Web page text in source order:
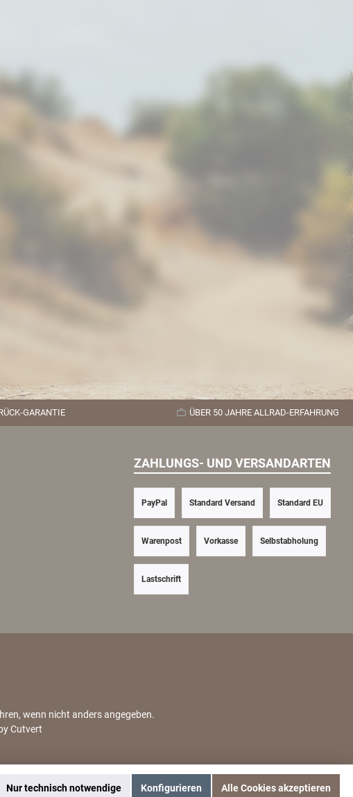
GARANTIE ÜBER 50 JAHRE ALLRAD-ERFAHRUNG
ZAHLUNGS- UND VERSANDARTEN
Vorkasse
PayPal
Lastschrift
Standard Versand Standard EU
Warenpost Selbstabholung
wenn nicht anders angegeben.
by Cutvert
Nur technisch notwendige Konfigurieren Alle Cookies akzeptieren